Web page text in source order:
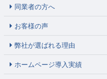
同業者の方へ
お客様の声
弊社が選ばれる理由
ホームページ導入実績